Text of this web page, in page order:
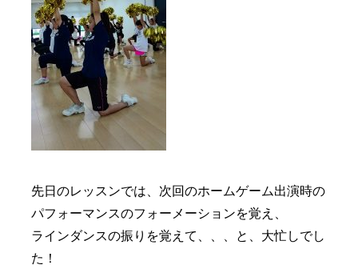
先日のレッスンでは、次回のホームゲーム出演時の
パフォーマンスのフォーメーションを覚え、
ラインダンスの振りを覚えて、、、と、大忙しでし
た！